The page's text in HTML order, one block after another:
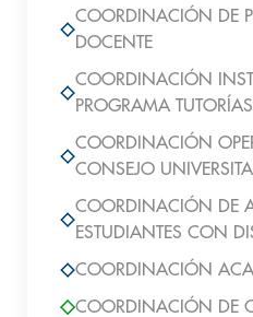
COORDINACIÓN DE
DOCENTE
COORDINACIÓN
PROGRAMA TUTORÍAS
COORDINACIÓN
CONSEJO
COORDINACIÓN DE
ESTUDIANTES CON
COORDINACIÓN
COORDINACIÓN DE